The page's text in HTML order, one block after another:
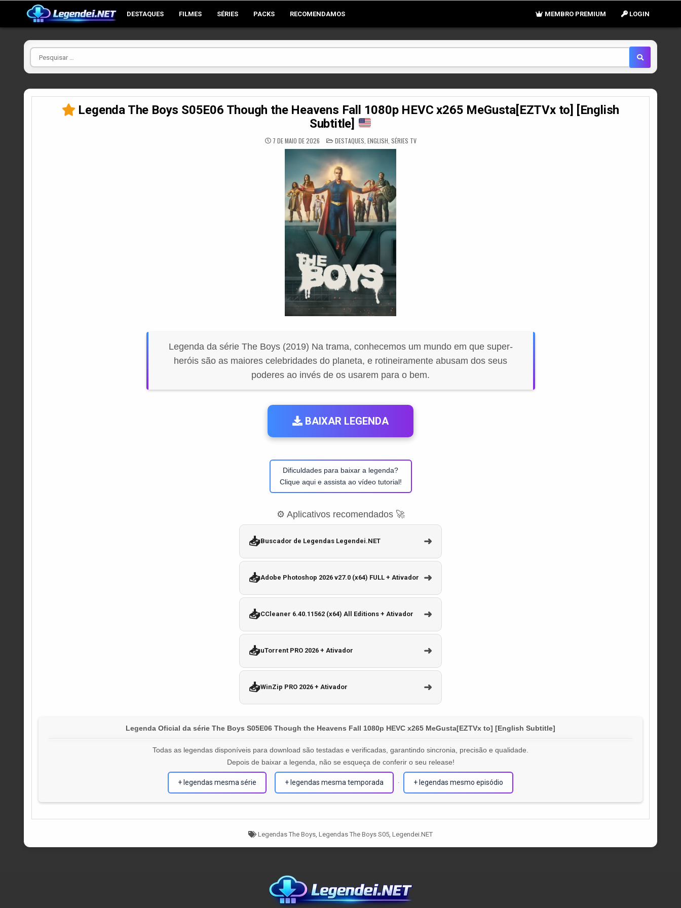
DESTAQUES FILMES SÉRIES PACKS RECOMENDAMOS LOGIN
MEMBRO PREMIUM
Pesquisar
por
Legenda The Boys S05E06 Though the Heavens Fall 1080p HEVC x265 MeGusta[EZTVx to] [English
Subtitle]
7 DE MAIO DE 2026 POSTED
IN
DESTAQUES ENGLISH SÉRIES TV
Legenda da série The Boys (2019) Na trama, conhecemos um mundo em que super-
heróis são as maiores celebridades do planeta, e rotineiramente abusam dos seus
poderes ao invés de os usarem para o bem.
BAIXAR LEGENDA
Dificuldades para baixar a legenda?
Clique aqui e assista ao vídeo tutorial!
⚙️ Aplicativos recomendados 🚀
📥Buscador de Legendas Legendei.NET ➜
📥Adobe Photoshop 2026 v27.0 (x64) FULL + Ativador ➜
📥CCleaner 6.40.11562 (x64) All Editions + Ativador ➜
📥uTorrent PRO 2026 + Ativador ➜
📥WinZip PRO 2026 + Ativador ➜
Legenda Oficial da série The Boys S05E06 Though the Heavens Fall 1080p HEVC x265 MeGusta[EZTVx to] [English Subtitle]
Todas as legendas disponíveis para download são testadas e verificadas, garantindo sincronia, precisão e qualidade.
Depois de baixar a legenda, não se esqueça de conferir o seu release!
+ legendas mesma série + legendas mesma temporada · + legendas mesmo episódio
Tagged
Legendas The Boys Legendas The Boys S05 Legendei.NET